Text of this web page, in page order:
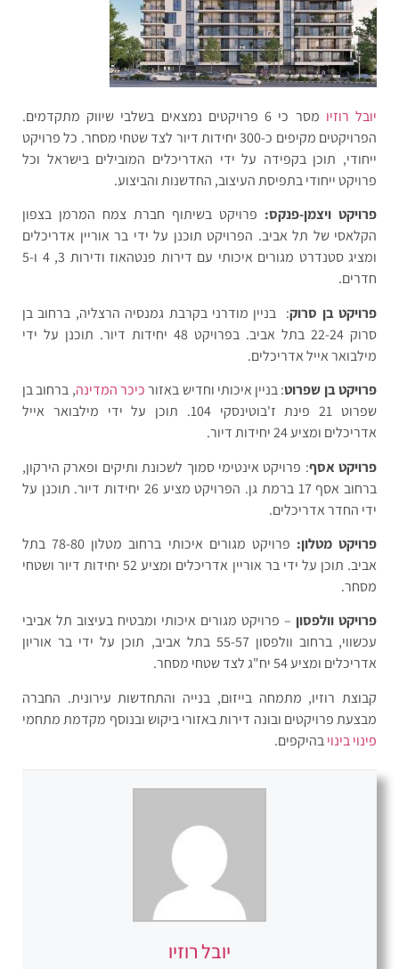
יובל רוזיו
מסר כי 6 פרויקטים נמצאים בשלבי שיווק מתקדמים.
הפרויקטים מקיפים כ-300 יחידות דיור לצד שטחי מסחר. כל פרויקט
ייחודי, תוכן בקפידה על ידי האדריכלים המובילים בישראל וכל
פרויקט ייחודי בתפיסת העיצוב, החדשנות והביצוע.
פרויקט ויצמן-פנקס: פרויקט בשיתוף חברת צמח המרמן בצפון
הקלאסי של תל אביב. הפרויקט תוכנן על ידי בר אוריין אדריכלים
ומציג סטנדרט מגורים איכותי עם דירות פנטהאוז ודירות 3, 4 ו-5
חדרים.
פרויקט בן סרוק: בניין מודרני בקרבת גמנסיה הרצליה, ברחוב בן
סרוק 22-24 בתל אביב. בפרויקט 48 יחידות דיור. תוכנן על ידי
מילבואר אייל אדריכלים.
פרויקט בן שפרוט: בניין איכותי וחדיש באזורכיכר המדינה, ברחוב בן
שפרוט 21 פינת ז'בוטינסקי 104. תוכן על ידי מילבואר אייל
אדריכלים ומציע 24 יחידות דיור.
פרויקט אסף: פרויקט אינטימי סמוך לשכונת ותיקים ופארק הירקון,
ברחוב אסף 17 ברמת גן. הפרויקט מציע 26 יחידות דיור. תוכנן על
ידי החדר אדריכלים.
פרויקט מטלון:
פרויקט מגורים איכותי ברחוב מטלון 78-80 בתל
אביב. תוכן על ידי בר אוריין אדריכלים ומציע 52 יחידות דיור ושטחי
מסחר.
פרויקט וולפסון – פרויקט מגורים איכותי ומבטיח בעיצוב תל אביבי
עכשווי, ברחוב וולפסון 55-57 בתל אביב, תוכן על ידי בר אוריון
אדריכלים ומציע 54 יח"ג לצד שטחי מסחר.
קבוצת רוזיו, מתמחה בייזום, בנייה והתחדשות עירונית. החברה
מבצעת פרויקטים ובונה דירות באזורי ביקוש ובנוסף מקדמת מתחמי
פינוי בינויבהיקפים.
יובל רוזיו